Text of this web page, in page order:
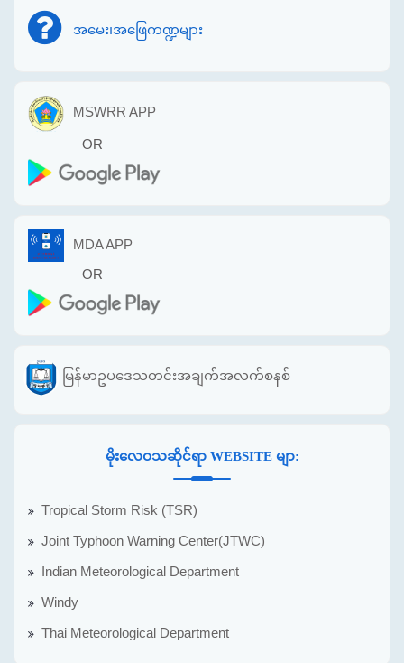
အမေး၊အဖြေကဏ္ဍများ
MSWRR APP
OR
MDA APP
OR
မြန်မာဥပဒေသတင်းအချက်အလက်စနစ်
မိုးလေဝသဆိုင်ရာ WEBSITE မျာ:
Tropical Storm Risk (TSR)
Joint Typhoon Warning Center(JTWC)
Indian Meteorological Department
Windy
Thai Meteorological Department